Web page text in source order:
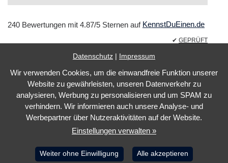
240 Bewertungen mit 4.87/5 Sternen auf KennstDuEinen.de
✔ GEPRÜFT
Impressum
Datenschutz
Barrierefreiheit
Cookie Einstellungen
Marketing by
Barrierefreie Website
Datenschutz Impressum
Wir verwenden Cookies, um die einwandfreie Funktion unserer
Website zu gewährleisten, unseren Datenverkehr zu
analysieren, Werbung zu personalisieren und um SPAM zu
verhindern. Wir informieren auch unsere Analyse- und
Werbepartner über Nutzeraktivitäten auf der Website.
Einstellungen verwalten »
Weiter ohne Einwilligung Alle akzeptieren